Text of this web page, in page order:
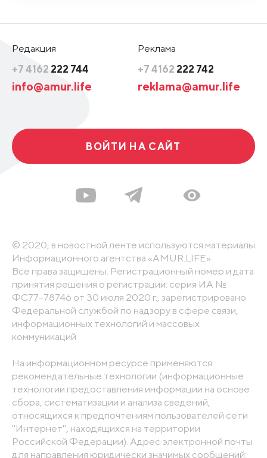
Редакция
+7 4162 222 744
info@amur.life
Реклама
+7 4162 222 742
reklama@amur.life
ВОЙТИ НА САЙТ
© 2020, в новостной ленте используются материалы
Информационного агентства «AMUR.LIFE».
Все права защищены. Регистрационный номер и дата
принятия решения о регистрации: серия ИА №
ФС77-78746 от 30 июля 2020 г., зарегистрировано
Федеральной службой по надзору в сфере связи,
информационных технологий и массовых
коммуникаций
На информационном ресурсе применяются
рекомендательные технологии (информационные
технологии предоставления информации на основе
сбора, систематизации и анализа сведений,
относящихся к предпочтениям пользователей сети
"Интернет", находящихся на территории
Российской Федерации). Адрес электронной почты
для направления юридически значимых сообщений: